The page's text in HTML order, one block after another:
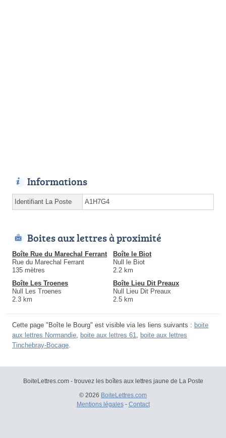
Informations
Identifiant La Poste A1H7G4
Boites aux lettres à proximité
Boîte Rue du Marechal Ferrant
Rue du Marechal Ferrant
135 mètres
Boîte le Biot
Null le Biot
2.2 km
Boîte Les Troenes
Null Les Troenes
2.3 km
Boîte Lieu Dit Preaux
Null Lieu Dit Preaux
2.5 km
Cette page "Boîte le Bourg" est visible via les liens suivants : boite
aux lettres Normandie boite aux lettres 61
boite aux lettres
Tinchebray-Bocage
BoiteLettres.com - trouvez les boîtes aux lettres jaune de La Poste
© 2026 BoiteLettres.com
Mentions légales- Contact